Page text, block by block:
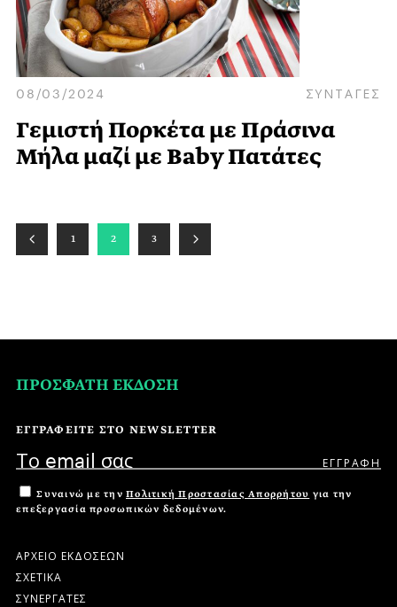
08/03/2024 ΣΥΝΤΑΓΕΣ
Γεμιστή Πορκέτα με Πράσινα
Μήλα μαζί με Baby Πατάτες
1 2 3
ΠΡΟΣΦΑΤΗ ΕΚΔΟΣΗ
ΕΓΓΡΑΦΕΙΤΕ ΣΤΟ NEWSLETTER
Συναινώ με την Πολιτική Προστασίας Απορρήτου για την
επεξεργασία προσωπικών δεδομένων.
ΑΡΧΕΙΟ ΕΚΔΟΣΕΩΝ
ΣΧΕΤΙΚΑ
ΣΥΝΕΡΓΑΤΕΣ